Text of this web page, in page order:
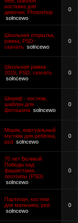
костюма для
девочки, Photoshop
solncewo
0
Школьная открытка,
рамка, PSD -
скачать solncewo
0
Школьная рамка
2015, PSD, скачать
solncewo
0
Шериф - костюм,
шаблон для
фотошопа solncewo
0
Моряк, виртуальный
костюм для ребёнка,
psd solncewo
0
70 лет Великой
Победы над
фашистами,
логотипы (PSD)
solncewo
0
Партизан, костюм
для мальчика, psd
solncewo
0